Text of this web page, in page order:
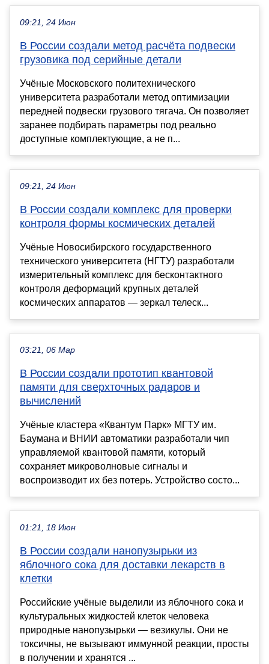
09:21, 24 Июн
В России создали метод расчёта подвески
грузовика под серийные детали
Учёные Московского политехнического
университета разработали метод оптимизации
передней подвески грузового тягача. Он позволяет
заранее подбирать параметры под реально
доступные комплектующие, а не п...
09:21, 24 Июн
В России создали комплекс для проверки
контроля формы космических деталей
Учёные Новосибирского государственного
технического университета (НГТУ) разработали
измерительный комплекс для бесконтактного
контроля деформаций крупных деталей
космических аппаратов — зеркал телеск...
03:21, 06 Мар
В России создали прототип квантовой
памяти для сверхточных радаров и
вычислений
Учёные кластера «Квантум Парк» МГТУ им.
Баумана и ВНИИ автоматики разработали чип
управляемой квантовой памяти, который
сохраняет микроволновые сигналы и
воспроизводит их без потерь. Устройство состо...
01:21, 18 Июн
В России создали нанопузырьки из
яблочного сока для доставки лекарств в
клетки
Российские учёные выделили из яблочного сока и
культуральных жидкостей клеток человека
природные нанопузырьки — везикулы. Они не
токсичны, не вызывают иммунной реакции, просты
в получении и хранятся ...